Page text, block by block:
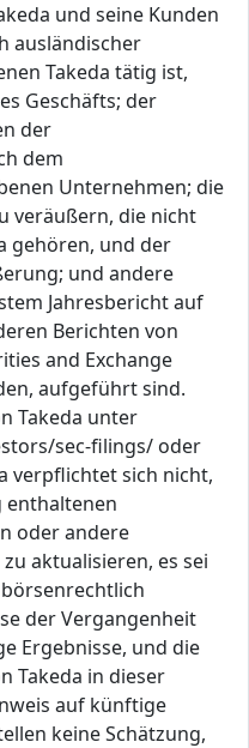
und seine Kunden
ausländischer
Takeda tätig ist,
Geschäfts; der
der
dem
Unternehmen; die
veräußern, die nicht
gehören, und der
und andere
Jahresbericht auf
Berichten von
and Exchange
aufgeführt sind.
Takeda unter
sec-filings/ oder
verpflichtet sich nicht,
enthaltenen
oder andere
aktualisieren, es sei
der Vergangenheit
Ergebnisse, und die
Takeda in dieser
auf künftige
keine Schätzung,